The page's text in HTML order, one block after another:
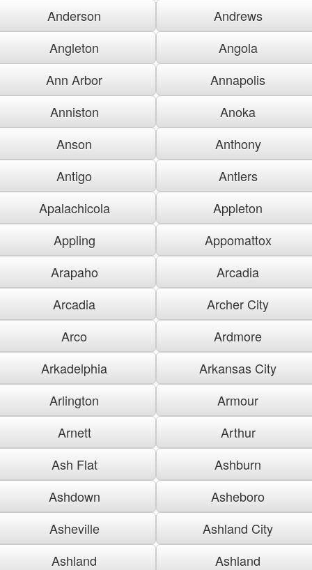
Anderson
Andrews
Angleton
Angola
Ann Arbor
Annapolis
Anniston
Anoka
Anson
Anthony
Antigo
Antlers
Apalachicola
Appleton
Appling
Appomattox
Arapaho
Arcadia
Arcadia
Archer City
Arco
Ardmore
Arkadelphia
Arkansas City
Arlington
Armour
Arnett
Arthur
Ash Flat
Ashburn
Ashdown
Asheboro
Asheville
Ashland City
Ashland
Ashland